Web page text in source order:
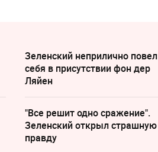
Зеленский неприлично повел
cебя в присутствии фон дер
Ляйен
"Все решит одно сражение".
Зеленский открыл страшную
правду